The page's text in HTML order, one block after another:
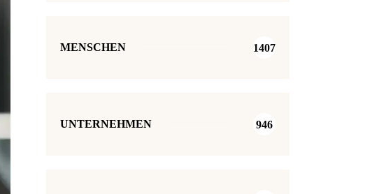
MENSCHEN 1407
UNTERNEHMEN 946